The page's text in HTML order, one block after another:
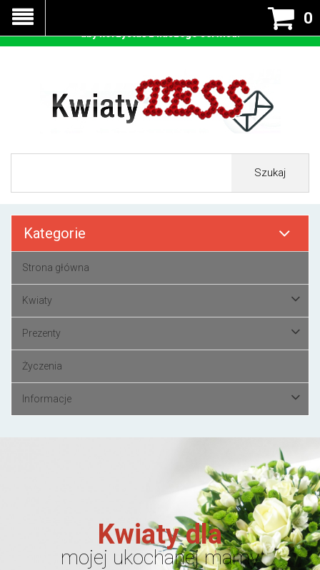
0
Szukaj
Kategorie
Strona główna
Kwiaty
Prezenty
Życzenia
Informacje
Kwiaty dla
mojej ukochanej mamy
Nasza strona korzysta z cookies - czyli tzw ciastek w celu
prawidłowego działania. Zaakceptuj przyjmowanie cookies
aby korzystać z naszego serwisu.